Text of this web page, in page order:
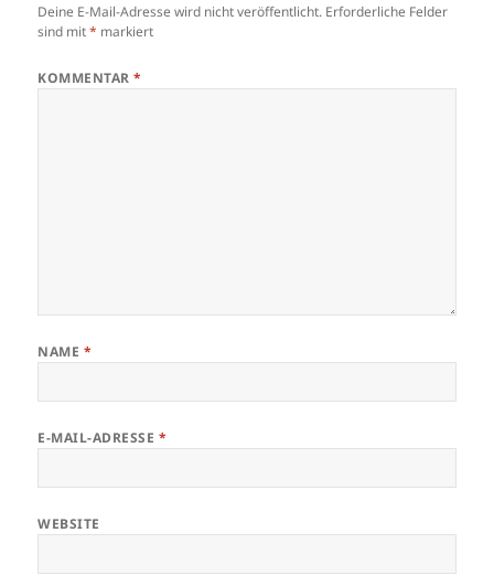
Deine E-Mail-Adresse wird nicht veröffentlicht. Erforderliche Felder
sind mit* markiert
KOMMENTAR*
NAME *
E-MAIL-ADRESSE *
WEBSITE